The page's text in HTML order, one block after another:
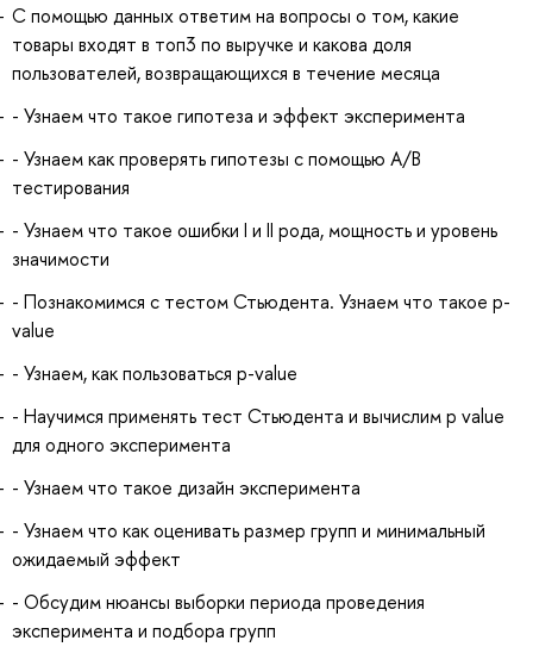
С помощью данных ответим на вопросы о том, какие
товары входят в топ3 по выручке и какова доля
пользователей, возвращающихся в течение месяца
- Узнаем что такое гипотеза и эффект эксперимента
- Узнаем как проверять гипотезы с помощью A/B
тестирования
- Узнаем что такое ошибки I и II рода, мощность и уровень
значимости
- Познакомимся с тестом Стьюдента. Узнаем что такое p-
value
- Узнаем, как пользоваться p-value
- Научимся применять тест Стьюдента и вычислим p value
для одного эксперимента
- Узнаем что такое дизайн эксперимента
- Узнаем что как оценивать размер групп и минимальный
ожидаемый эффект
- Обсудим нюансы выборки периода проведения
эксперимента и подбора групп